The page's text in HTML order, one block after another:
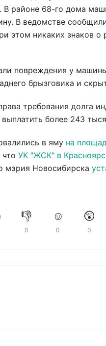
В районе 68-го дома
В ведомстве
этом никаких знаков о
повреждения у
брызговика и
требования долга
более 243
в яму на
УК "ЖСК" в
мэрия Новосибирска
👎
0
☺️
0
😲
0